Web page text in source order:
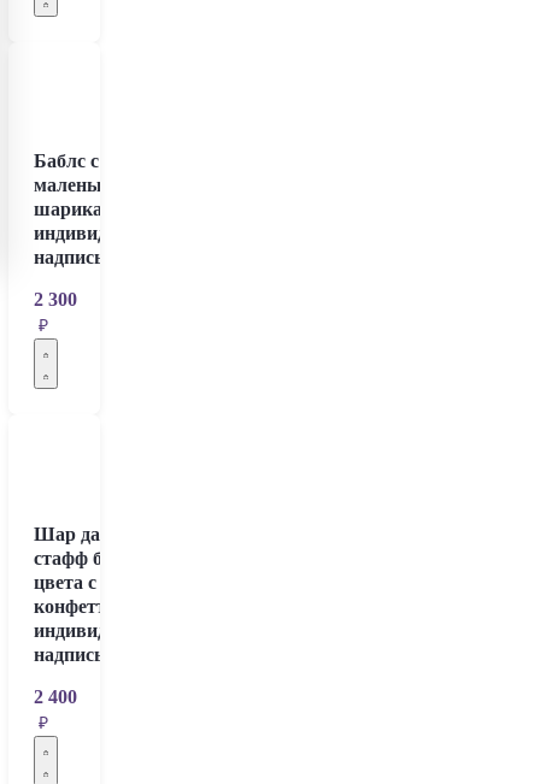
Баблс с
маленькими
шариками и
индивидуальной
надписью
2 300
₽
Шар дабл
стафф бежевого
цвета с
конфетти и
индивидуальной
надписью
2 400
₽